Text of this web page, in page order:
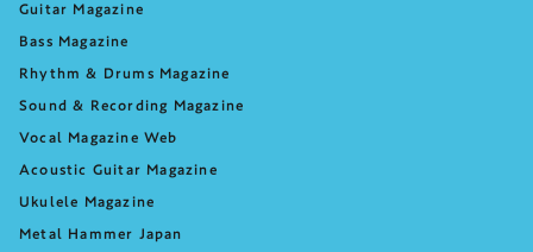
Guitar Magazine
Bass Magazine
Rhythm & Drums Magazine
Sound & Recording Magazine
Vocal Magazine Web
Acoustic Guitar Magazine
Ukulele Magazine
Metal Hammer Japan